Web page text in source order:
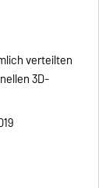
verteilten
3D-